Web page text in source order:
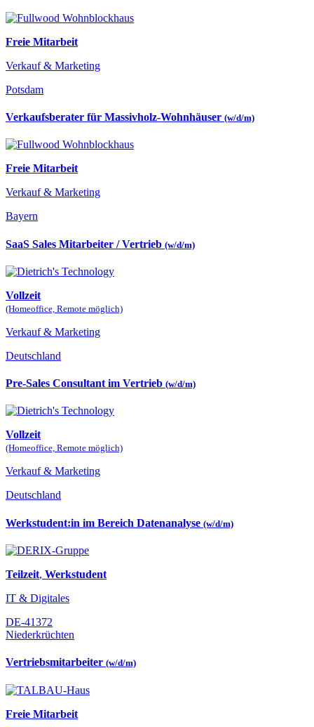
Freie Mitarbeit
Verkauf & Marketing
Potsdam
Verkaufsberater für Massivholz-Wohnhäuser (w/d/m)
Freie Mitarbeit
Verkauf & Marketing
Bayern
SaaS Sales Mitarbeiter / Vertrieb (w/d/m)
Vollzeit
(Homeoffice, Remote möglich)
Verkauf & Marketing
Deutschland
Pre-Sales Consultant im Vertrieb (w/d/m)
Vollzeit
(Homeoffice, Remote möglich)
Verkauf & Marketing
Deutschland
Werkstudent:in im Bereich Datenanalyse (w/d/m)
Teilzeit, Werkstudent
IT & Digitales
DE-41372
Niederkrüchten
Vertriebsmitarbeiter (w/d/m)
Freie Mitarbeit